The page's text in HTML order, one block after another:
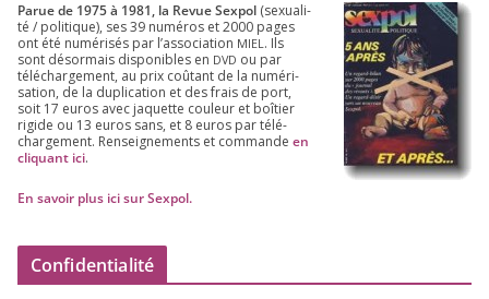
Parue de 1975à 1981, la Revue Sex­pol (sexua­li­
té /​ poli­tique), ses39 numé­ros et2000 pages
ont été numé­ri­sés par l’as­so­cia­tion MIEL. Ils
sont désor­mais dis­po­nibles en DVD ou par
télé­char­ge­ment, au prix coû­tant de la numé­ri­
sa­tion, de la dupli­ca­tion et des frais de port,
soit 17 euros avec jaquette cou­leur et boî­tier
rigide ou 13 euros sans, et 8 euros par télé­
char­ge­ment. Ren­sei­gne­ments et com­mande en
cli­quant ici.
En savoir plus ici sur Sexpol.
Confidentialité